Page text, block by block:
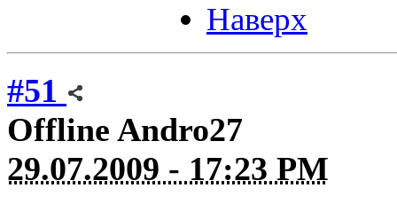
Наверх
#51
Offline Andro27
29.07.2009 - 17:23 PM